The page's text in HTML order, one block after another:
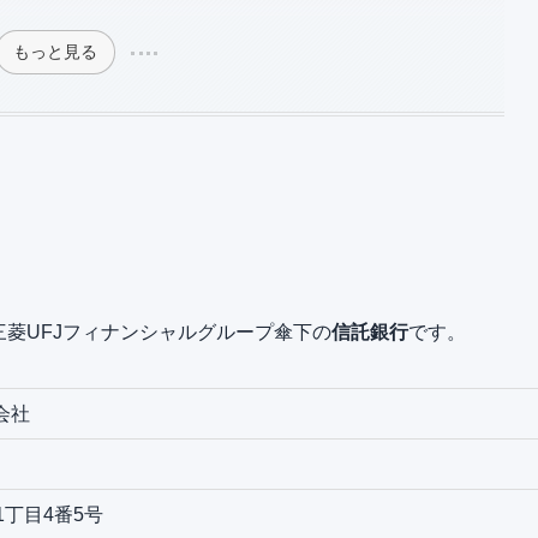
もっと見る
UFJフィナンシャルグループ傘下の信託銀行です。
社
目4番5号